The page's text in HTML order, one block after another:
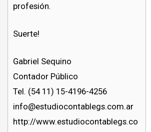
profesión.
Suerte!
Gabriel Sequino
Contador Público
Tel. (54 11) 15-4196-4256
info@estudiocontablegs.com.ar
http://www.estudiocontablegs.co